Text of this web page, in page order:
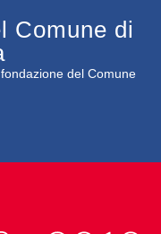
Comune di
del Comune